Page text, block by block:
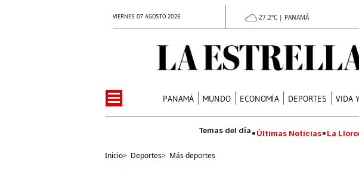
VIERNES 07 AGOSTO 2026 27.2°C | PANAMÁ
PANAMÁ MUNDO ECONOMÍA DEPORTES VIDA
Últimas Noticias La
Inicio> Deportes> Más deportes